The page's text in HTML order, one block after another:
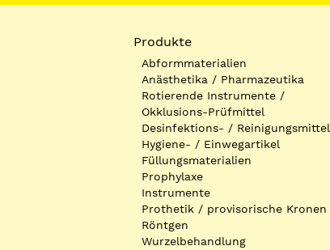
Produkte
Abformmaterialien
Anästhetika / Pharmazeutika
Rotierende Instrumente /
Okklusions-Prüfmittel
Desinfektions- / Reinigungsmittel
Hygiene- / Einwegartikel
Füllungsmaterialien
Prophylaxe
Instrumente
Prothetik / provisorische Kronen
Röntgen
Wurzelbehandlung